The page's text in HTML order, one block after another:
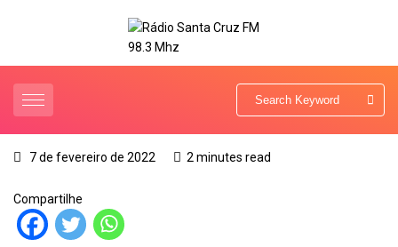
7 de fevereiro de 2022 2 minutes read
Compartilhe